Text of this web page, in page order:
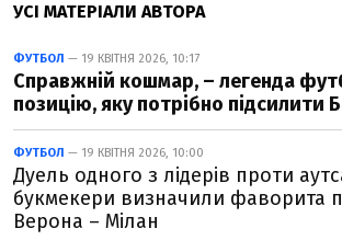
УСІ МАТЕРІАЛИ АВТОРА
ФУТБОЛ — 19 КВІТНЯ 2026, 10:17
Справжній кошмар, – легенда
позицію, яку потрібно підсилити
ФУТБОЛ — 19 КВІТНЯ 2026, 10:00
Дуель одного з лідерів проти
букмекери визначили фаворита
Верона – Мілан